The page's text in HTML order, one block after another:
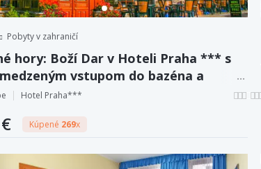
Pobyty v zahraničí
hory: Boží Dar v Hoteli Praha *** s
vstupom do bazéna a
+ polpenzia
Hotel Praha***
Kúpené 269x